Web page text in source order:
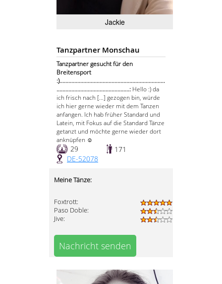
Jackie
Tanzpartner Monschau
Tanzpartner gesucht für den
Breitensport
:).......................................................................
.................................................: Hello :) da
ich frisch nach [...] gezogen bin, würde
ich hier gerne wieder mit dem Tanzen
anfangen. Ich hab früher Standard und
Latein, mit Fokus auf die Standard Tänze
getanzt und möchte gerne wieder dort
anknüpfen ☺️
29
171
DE-52078
Meine Tänze:
Foxtrott:
Paso Doble:
Jive:
Nachricht senden